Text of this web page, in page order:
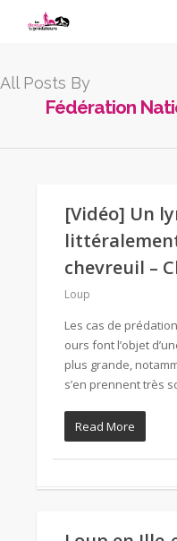
All Posts By
Fédération
[Vidéo] Un
chevreuil –
Loup
Les cas de
ours font l’objet
plus grande,
s’en prennent très
Read More